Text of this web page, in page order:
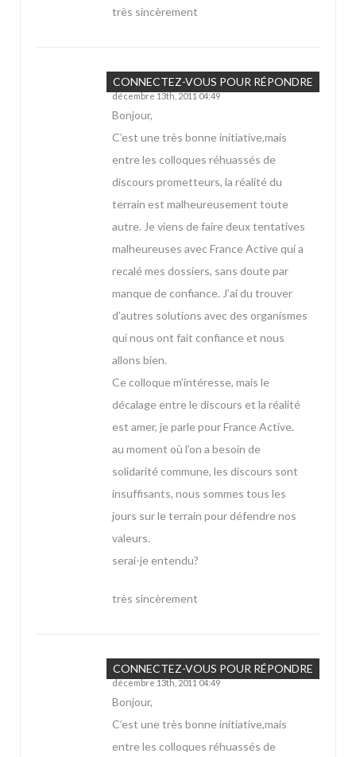
très sincèrement
CORDIER
décembre 13th, 2011 04:49
CONNECTEZ-VOUS POUR RÉPONDRE
Bonjour,
C’est une très bonne initiative,mais
entre les colloques réhuassés de
discours prometteurs, la réalité du
terrain est malheureusement toute
autre. Je viens de faire deux tentatives
malheureuses avec France Active qui a
recalé mes dossiers, sans doute par
manque de confiance. J’ai du trouver
d’autres solutions avec des organismes
qui nous ont fait confiance et nous
allons bien.
Ce colloque m’intéresse, mais le
décalage entre le discours et la réalité
est amer, je parle pour France Active.
au moment où l’on a besoin de
solidarité commune, les discours sont
insuffisants, nous sommes tous les
jours sur le terrain pour défendre nos
valeurs.
serai-je entendu?
très sincèrement
CORDIER
décembre 13th, 2011 04:49
CONNECTEZ-VOUS POUR RÉPONDRE
Bonjour,
C’est une très bonne initiative,mais
entre les colloques réhuassés de